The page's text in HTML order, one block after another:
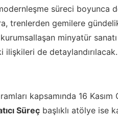
süreci boyunca
trenlerden gemilere
kurumsallaşan minyatür
ilişkileri de detaylandırılacak.
kapsamında 16
Süreç başlıklı atölye ise